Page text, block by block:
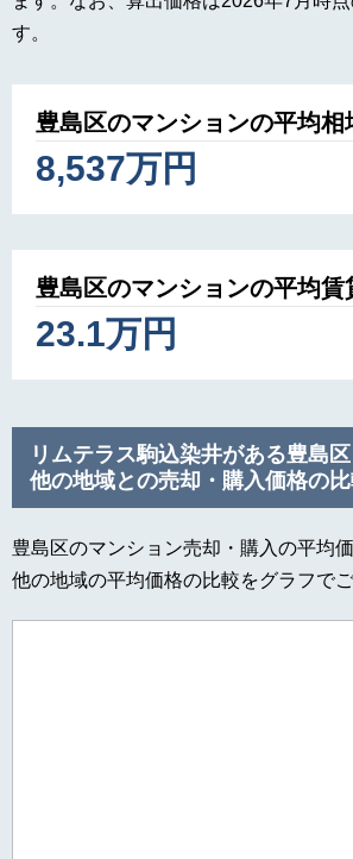
す。
豊島区のマンションの平均相
8,537万円
豊島区のマンションの平均賃
23.1万円
リムテラス駒込染井がある豊島
他の地域との売却・購入価格の
豊島区のマンション売却・購入の平均
他の地域の平均価格の比較をグラフでご